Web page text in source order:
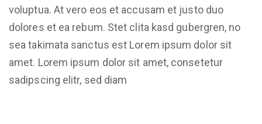
voluptua. At vero eos et accusam et justo duo
dolores et ea rebum. Stet clita kasd gubergren, no
sea takimata sanctus est Lorem ipsum dolor sit
amet. Lorem ipsum dolor sit amet, consetetur
sadipscing elitr, sed diam